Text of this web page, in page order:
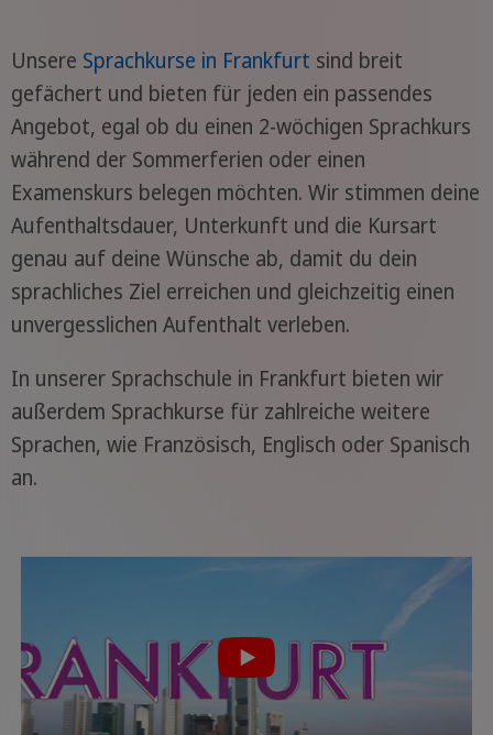
Unsere Sprachkurse in Frankfurt sind breit
gefächert und bieten für jeden ein passendes
Angebot, egal ob du einen 2-wöchigen Sprachkurs
während der Sommerferien oder einen
Examenskurs belegen möchten. Wir stimmen deine
Aufenthaltsdauer, Unterkunft und die Kursart
genau auf deine Wünsche ab, damit du dein
sprachliches Ziel erreichen und gleichzeitig einen
unvergesslichen Aufenthalt verleben.
In unserer Sprachschule in Frankfurt bieten wir
außerdem Sprachkurse für zahlreiche weitere
Sprachen, wie Französisch, Englisch oder Spanisch
an.